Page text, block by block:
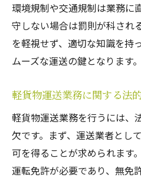
環境規制や交通規制は業務に
守しない場合は罰則が科され
を軽視せず、適切な知識を持
ムーズな運送の鍵となります。
軽貨物運送業務に関する法
軽貨物運送業務を行うには、
欠です。まず、運送業者とし
可を得ることが求められます
運転免許が必要であり、無免